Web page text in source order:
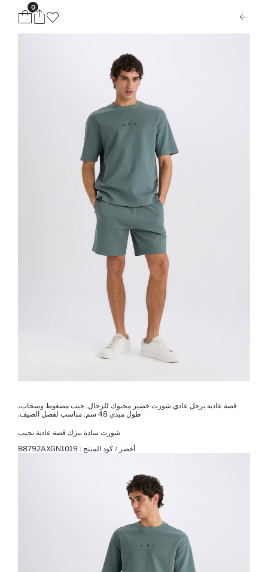
0
قصة عادية برجل عادي شورت خضير محبوك للرجال. جيب مضغوط وسحاب،
طول ميدي 48 سم. مناسب لفصل الصيف.
شورت سادة بيزك قصة عادية بجيب
أخضر / كود المنتج : B8792AXGN1019